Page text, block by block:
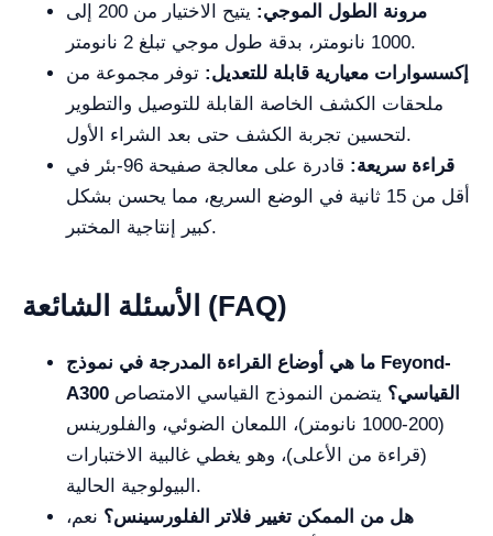
مرونة الطول الموجي:
يتيح الاختيار من 200 إلى
1000 نانومتر، بدقة طول موجي تبلغ 2 نانومتر.
إكسسوارات معيارية قابلة للتعديل: توفر مجموعة من
ملحقات الكشف الخاصة القابلة للتوصيل والتطوير
لتحسين تجربة الكشف حتى بعد الشراء الأول.
قراءة سريعة:
قادرة على معالجة صفيحة 96-بئر في
أقل من 15 ثانية في الوضع السريع، مما يحسن بشكل
كبير إنتاجية المختبر.
الأسئلة الشائعة (FAQ)
ما هي أوضاع القراءة المدرجة في نموذج Feyond-
A300 القياسي؟ يتضمن النموذج القياسي الامتصاص
(200-1000 نانومتر)، اللمعان الضوئي، والفلورينس
(قراءة من الأعلى)، وهو يغطي غالبية الاختبارات
البيولوجية الحالية.
هل من الممكن تغيير فلاتر الفلورسينس؟ نعم،